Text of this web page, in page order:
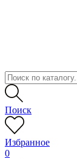
Поиск
Избранное
0